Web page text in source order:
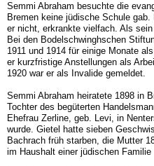
Semmi Abraham besuchte die
Bremen keine jüdische Schule
er nicht, erkrankte vielfach. Als
Bei den Bodelschwinghschen
1911 und 1914 für einige Monate
er kurzfristige Anstellungen als
1920 war er als Invalide gemeldet.
Semmi Abraham heiratete 1898 in
Tochter des begüterten
Ehefrau Zerline, geb. Levi, in
wurde. Gietel hatte sieben
Bachrach früh starben, die Mutter
im Haushalt einer jüdischen Familie